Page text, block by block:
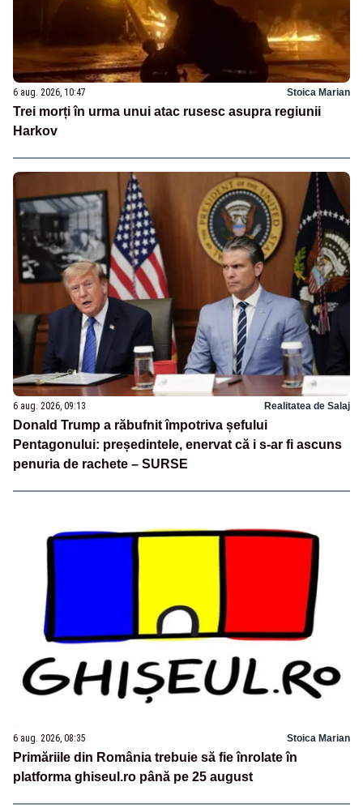
6 aug. 2026, 10:47 Stoica Marian
Trei morți în urma unui atac rusesc asupra regiunii
Harkov
6 aug. 2026, 09:13 Realitatea de Salaj
Donald Trump a răbufnit împotriva șefului
Pentagonului: președintele, enervat că i s-ar fi ascuns
penuria de rachete – SURSE
6 aug. 2026, 08:35 Stoica Marian
Primăriile din România trebuie să fie înrolate în
platforma ghiseul.ro până pe 25 august